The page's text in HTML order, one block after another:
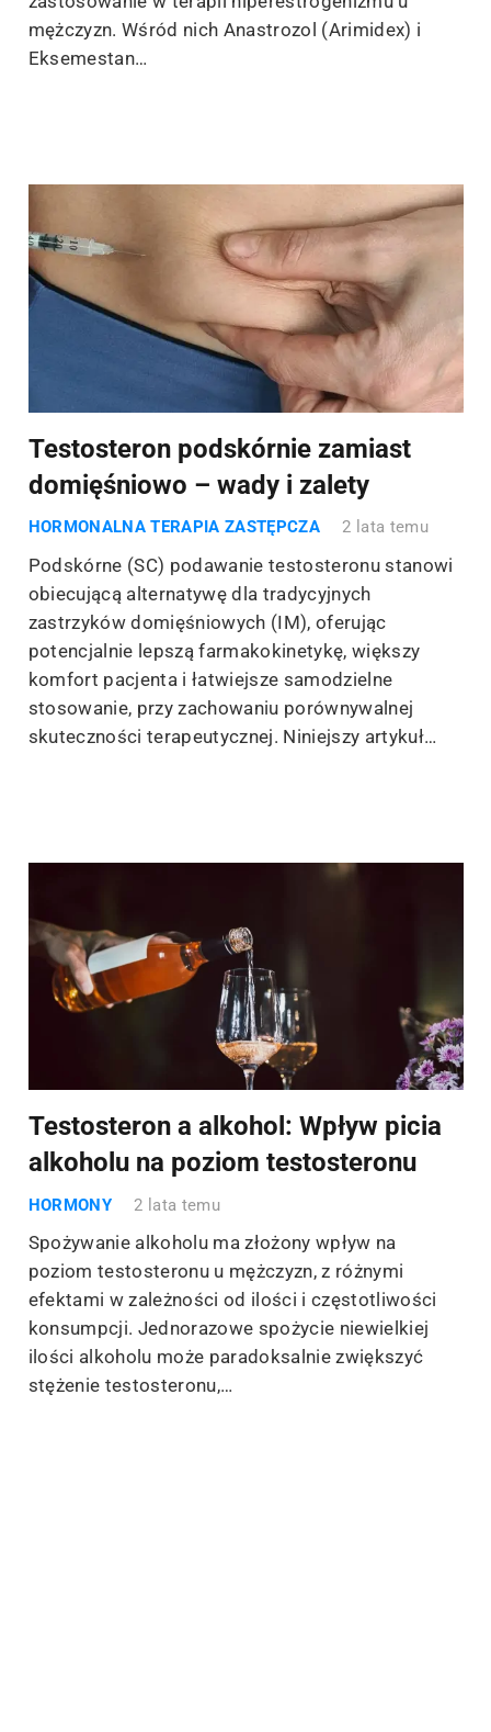
mężczyzn. Wśród nich Anastrozol (Arimidex) i
Eksemestan…
Testosteron podskórnie zamiast
domięśniowo – wady i zalety
HORMONALNA TERAPIA ZASTĘPCZA 2 lata temu
Podskórne (SC) podawanie testosteronu stanowi
obiecującą alternatywę dla tradycyjnych
zastrzyków domięśniowych (IM), oferując
potencjalnie lepszą farmakokinetykę, większy
komfort pacjenta i łatwiejsze samodzielne
stosowanie, przy zachowaniu porównywalnej
skuteczności terapeutycznej. Niniejszy artykuł…
Testosteron a alkohol: Wpływ picia
alkoholu na poziom testosteronu
HORMONY 2 lata temu
Spożywanie alkoholu ma złożony wpływ na
poziom testosteronu u mężczyzn, z różnymi
efektami w zależności od ilości i częstotliwości
konsumpcji. Jednorazowe spożycie niewielkiej
ilości alkoholu może paradoksalnie zwiększyć
stężenie testosteronu,…